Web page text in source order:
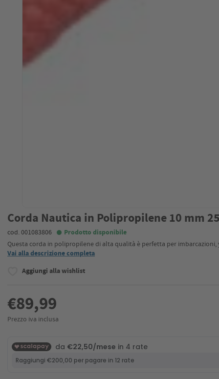
Corda Nautica in Polipropilene 10 mm
cod. 001083806 Prodotto disponibile
Questa corda in polipropilene di alta qualità è perfetta per imbarcazioni,
Vai alla descrizione completa
Aggiungi alla wishlist
€89,99
Prezzo iva inclusa